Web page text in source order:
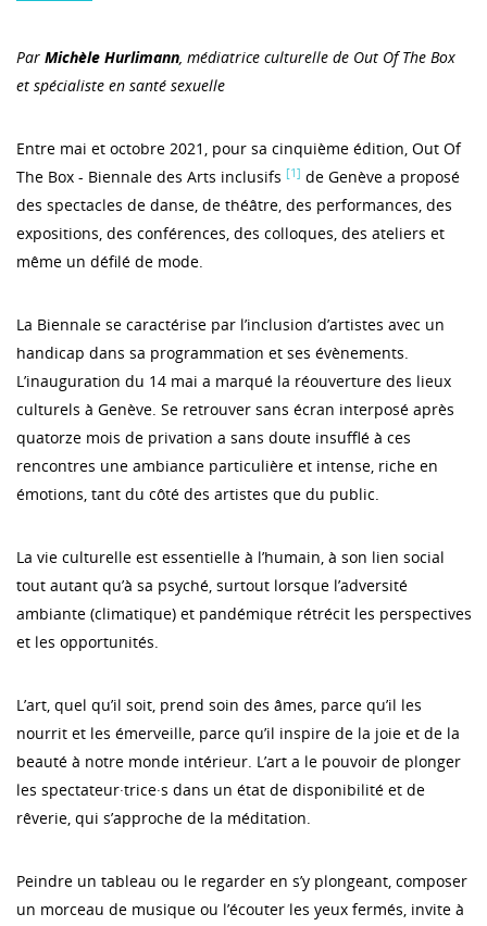
Par Michèle Hurlimann, médiatrice culturelle de Out Of The Box
et spécialiste en santé sexuelle
Entre mai et octobre 2021, pour sa cinquième édition, Out Of
The Box - Biennale des Arts inclusifs [1] de Genève a proposé
des spectacles de danse, de théâtre, des performances, des
expositions, des conférences, des colloques, des ateliers et
même un défilé de mode.
La Biennale se caractérise par l’inclusion d’artistes avec un
handicap dans sa programmation et ses évènements.
L’inauguration du 14 mai a marqué la réouverture des lieux
culturels à Genève. Se retrouver sans écran interposé après
quatorze mois de privation a sans doute insufflé à ces
rencontres une ambiance particulière et intense, riche en
émotions, tant du côté des artistes que du public.
La vie culturelle est essentielle à l’humain, à son lien social
tout autant qu’à sa psyché, surtout lorsque l’adversité
ambiante (climatique) et pandémique rétrécit les perspectives
et les opportunités.
L’art, quel qu’il soit, prend soin des âmes, parce qu’il les
nourrit et les émerveille, parce qu’il inspire de la joie et de la
beauté à notre monde intérieur. L’art a le pouvoir de plonger
les spectateur·trice·s dans un état de disponibilité et de
rêverie, qui s’approche de la méditation.
Peindre un tableau ou le regarder en s’y plongeant, composer
un morceau de musique ou l’écouter les yeux fermés, invite à